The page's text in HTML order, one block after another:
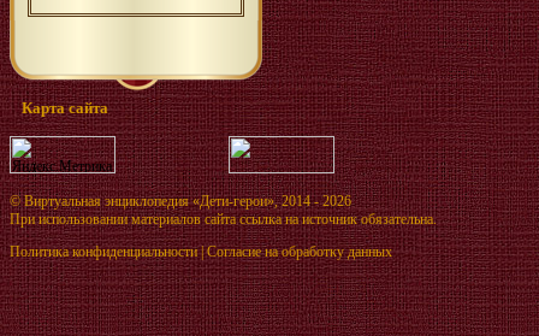
Карта сайта
©Виртуальная энциклопедия «Дети-герои», 2014 - 2026
При использовании материалов сайта ссылка на источник обязательна.
Политика конфиденциальности|Согласие на обработку данных